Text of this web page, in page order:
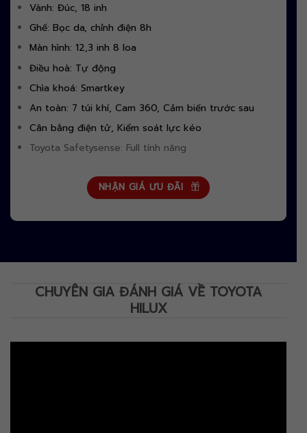
Vành: Đúc, 18 inh
Ghế: Bọc da, chỉnh điện 8h
Màn hình: 12,3 inh 8 loa
Điều hoà: Tự động
Chìa khoá: Smartkey
An toàn: 7 túi khí, Cam 360, Cảm biến trước sau
Cân bằng điện tử, Kiểm soát lực kéo
Toyota Safetysense: Full tính năng
NHẬN GIÁ ƯU ĐÃI
CHUYÊN GIA ĐÁNH GIÁ VỀ TOYOTA
HILUX